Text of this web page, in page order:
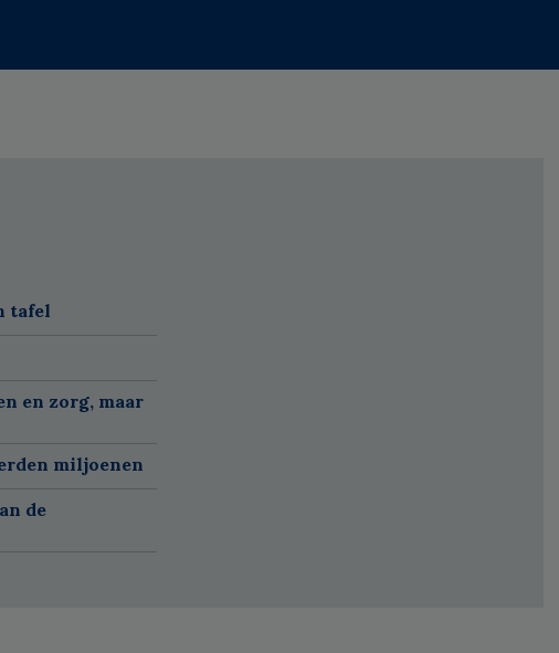
tafel
en zorg, maar
miljoenen
de